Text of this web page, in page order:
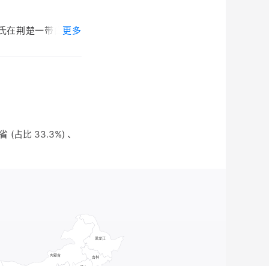
在荆楚一带由来已
；但应隆，拜武
更多
(占比 33.3%) 、